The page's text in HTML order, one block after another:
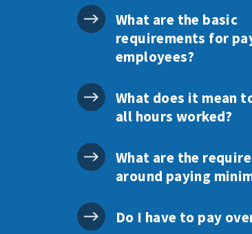
What are the basic
requirements for
employees?
What does it mean
all hours worked?
What are the
around paying
Do I have to pay